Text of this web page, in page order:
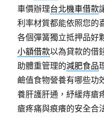
車價辦理台北機車借款
利率材質都能依照您的
各個彈簧獨立抵押品好
小額借款以為貸款的借
助體重管理的減肥食品
鹼值食物營養有哪些功
養肝護肝通，紓緩痔瘡
瘡疼痛與痕癢的安全合